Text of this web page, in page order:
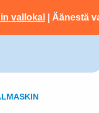
vallokal | Äänestä